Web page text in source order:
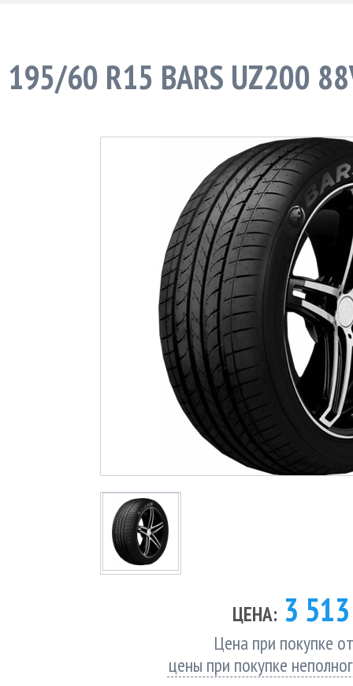
195/60 R15 BARS UZ200
ЦЕНА: 3
Цена при покупке
цены при покупке